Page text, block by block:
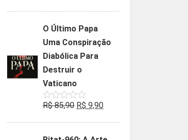
de
era:
R$ 47,32.R$ 9,90.
O Último Papa
Uma Conspiração
Diabólica Para
Destruir o
Vaticano
Avaliação
de
R$85,90 O
R$ 9,90O